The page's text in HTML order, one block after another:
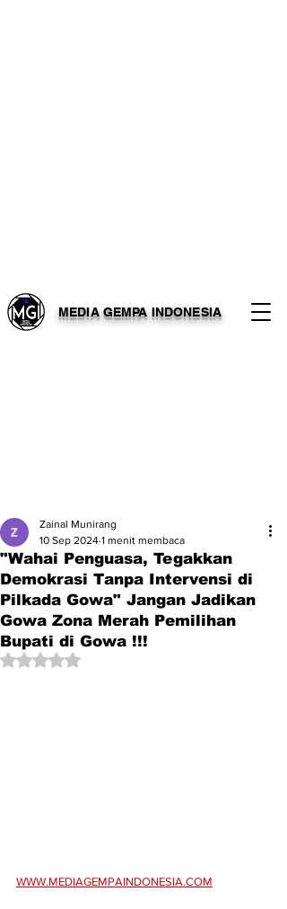
MEDIA GEMPA INDONESIA
"Wahai Penguasa, Tegakkan
Demokrasi Tanpa Intervensi di
Pilkada Gowa" Jangan Jadikan
Gowa Zona Merah Pemilihan
Bupati di Gowa !!!
Zainal Munirang
10 Sep 2024 1 menit membaca
Dinilai NaN dari 5 bintang.
WWW.MEDIAGEMPAINDONESIA.COM